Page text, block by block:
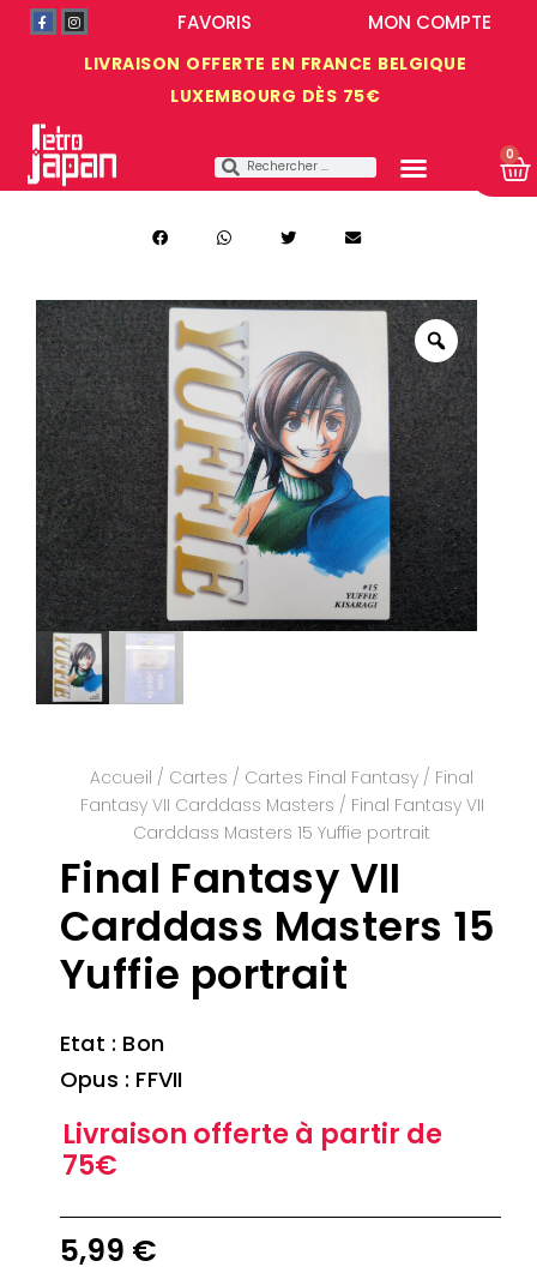
LIVRAISON OFFERTE EN FRANCE BELGIQUE
LUXEMBOURG DÈS 75€
MON COMPTE
FAVORIS
0
Accueil / Cartes / Cartes Final Fantasy / Final
Fantasy VII Carddass Masters / Final Fantasy VII
Carddass Masters 15 Yuffie portrait
Final Fantasy VII
Carddass Masters 15
Yuffie portrait
Etat : Bon
Opus : FFVII
Livraison offerte à partir de
75€
5,99 €